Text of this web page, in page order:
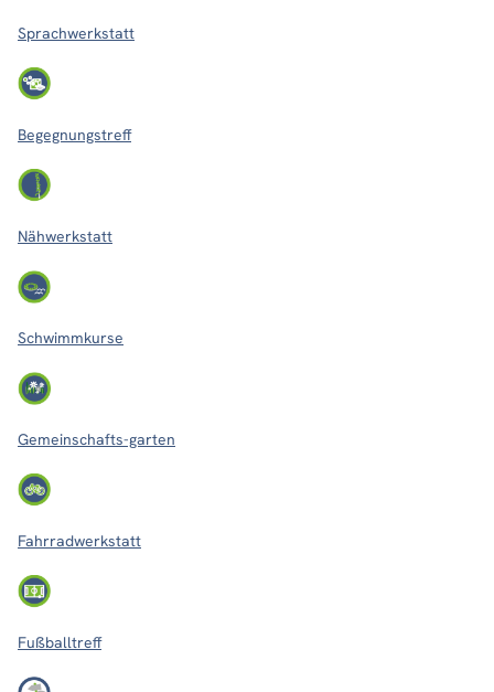
Sprachwerkstatt
Begegnungstreff
Nähwerkstatt
Schwimmkurse
Gemeinschafts-garten
Fahrradwerkstatt
Fußballtreff